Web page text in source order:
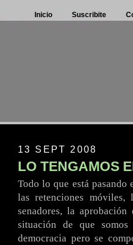
Inicio Suscribite
13 SEPT 2008
LO TENGAMOS
Todo lo que está pasando
las retenciones
senadores, la
situación de que
democracia pero se